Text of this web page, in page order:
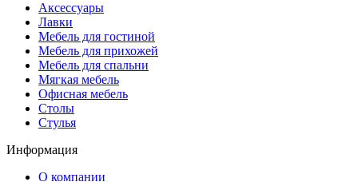
Аксессуары
Лавки
Мебель для гостиной
Мебель для прихожей
Мебель для спальни
Мягкая мебель
Офисная мебель
Столы
Стулья
Информация
О компании